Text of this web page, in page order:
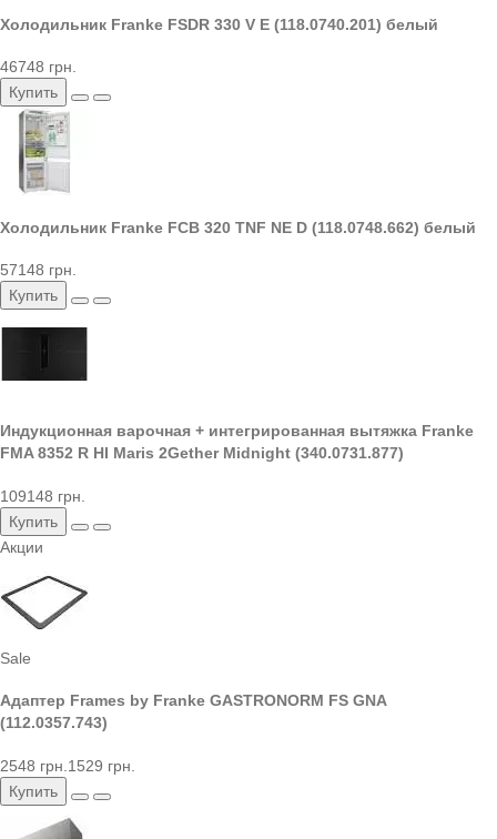
Холодильник Franke FSDR 330 V E (118.0740.201) белый
46748 грн.
Купить
Холодильник Franke FCB 320 TNF NE D (118.0748.662) белый
57148 грн.
Купить
Индукционная варочная + интегрированная вытяжка Franke
FMA 8352 R HI Maris 2Gether Midnight (340.0731.877)
109148 грн.
Купить
Акции
Sale
Адаптер Frames by Franke GASTRONORM FS GNA
(112.0357.743)
2548 грн. 1529 грн.
Купить